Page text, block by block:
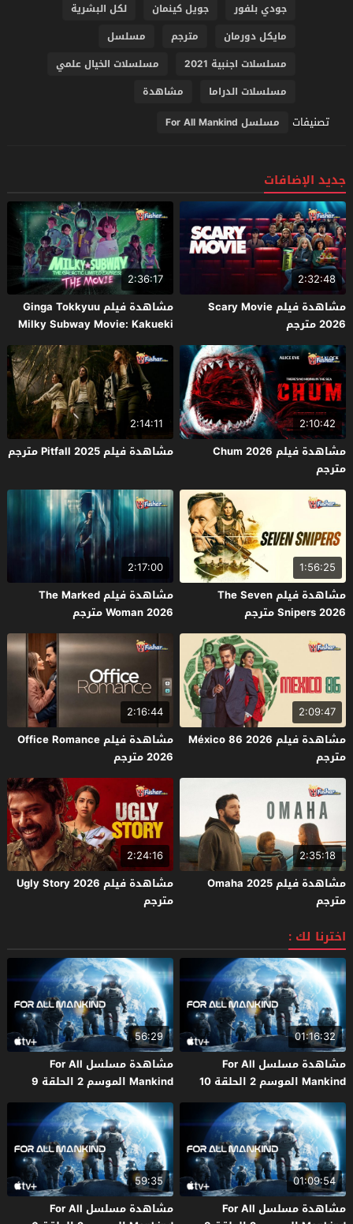
جودي بلفور
جويل كينمان
لكل البشرية
مايكل دورمان
مترجم
مسلسل
مسلسلات اجنبية 2021
مسلسلات الخيال علمي
مسلسلات الدراما
مشاهدة
تصنيفات مسلسل For All Mankind
جديد الإضافات
2:32:48
مشاهدة فيلم Scary Movie
2026 مترجم
2:36:17
مشاهدة فيلم Ginga Tokkyuu
Milky Subway Movie: Kakueki
Teisha Gekijou Yuki 2026 مترجم
2:10:42
مشاهدة فيلم Chum 2026
مترجم
2:14:11
مشاهدة فيلم Pitfall 2025 مترجم
1:56:25
مشاهدة فيلم The Seven
Snipers 2026 مترجم
2:17:00
مشاهدة فيلم The Marked
Woman 2026 مترجم
2:09:47
مشاهدة فيلم México 86 2026
مترجم
2:16:44
مشاهدة فيلم Office Romance
2026 مترجم
2:35:18
مشاهدة فيلم Omaha 2025
مترجم
2:24:16
مشاهدة فيلم Ugly Story 2026
مترجم
اخترنا لك :
01:16:32
مشاهدة مسلسل For All
Mankind الموسم 2 الحلقة 10
مترجم
56:29
مشاهدة مسلسل For All
Mankind الموسم 2 الحلقة 9
مترجم
01:09:54
مشاهدة مسلسل For All
59:35
مشاهدة مسلسل For All